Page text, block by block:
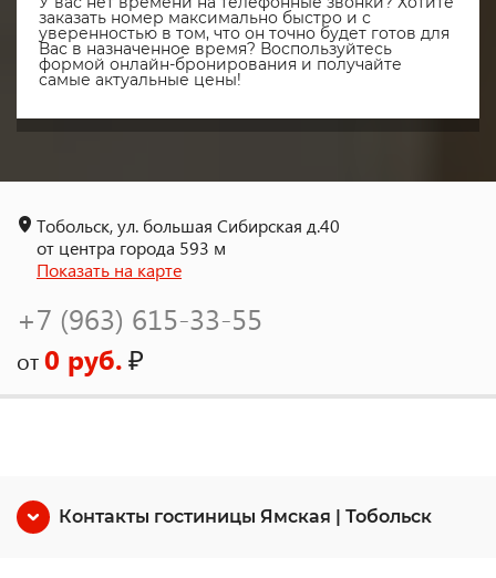
заказать номер максимально быстро и с
уверенностью в том, что он точно будет готов для
Вас в назначенное время? Воспользуйтесь
формой онлайн-бронирования и получайте
самые актуальные цены!
Тобольск, ул. большая Сибирская д.40
от центра города 593 м
Показать на карте
+7 (963) 615-33-55
от0 руб.₽
Контакты гостиницы Ямская | Тобольск